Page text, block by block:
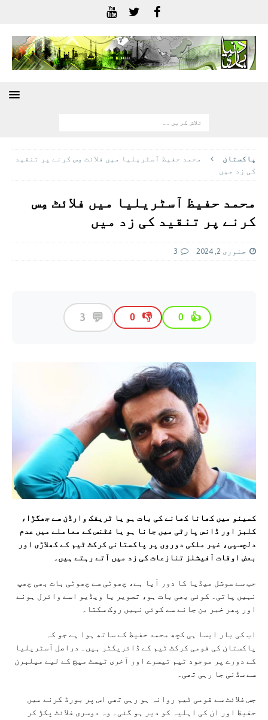
پاکستان
محمد حفیظ آسٹریلیا میں فلائٹ مِس کرنے پر تنقید
کی زد میں
محمد حفیظ آسٹریلیا میں فلائٹ مِس
کرنے پر تنقید کی زد میں
جنوری 2, 2024 3
👍
0
👎
0
💬
3
کسینو میں کھانا کھانے کی بات ہو یا ٹریفک وارڈن سے جھگڑا،
کلبز اور ڈانس پارٹی میں جانا ہو یا فٹنس کے معاملے میں عدم
دلچسپی، غیر ملکی دوروں پر پاکستانی کرکٹ ٹیم کے کھلاڑی اور
بعض اوقات آفیشلز تنازعات کی زد میں آتے رہتے ہیں۔
جب سے سوشل میڈیا کا دور آیا ہے، چھوٹی سے چھوٹی بات بھی چھپ
نہیں پاتی۔ کوئی بھی بات ہو، تصویر یا ویڈیو اسے وائرل ہونے
اور پھر خبر بن جانے سے کوئی نہیں روک سکتا۔
اب کی بار ایسا ہی کچھ محمد حفیظ کے ساتھ ہوا ہے جو کہ
پاکستان کی قومی کرکٹ ٹیم کے ڈائریکٹر ہیں۔ دراصل آسٹریلیا
کے دورے پر موجود ٹیم تیسرے اور آخری ٹیسٹ میچ کے لیے میلبرن
سے سڈنی جا رہی تھی۔
جس فلائٹ سے قومی ٹیم روانہ ہو رہی تھی اس پر بورڈ کرنے میں
حفیظ اور ان کی اہلیہ کو دیر ہو گئی۔ وہ دوسری فلائٹ پکڑ کر